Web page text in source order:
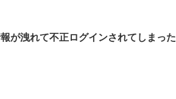
が洩れて不正ログインされてしまった